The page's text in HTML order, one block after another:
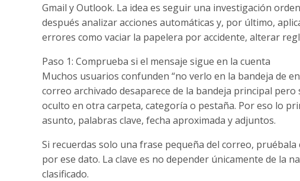
Gmail y Outlook. La idea es seguir una investigación
después analizar acciones automáticas y, por último,
errores como vaciar la papelera por accidente, alterar
Paso 1: Comprueba si el mensaje sigue en la cuenta
Muchos usuarios confunden “no verlo en la bandeja de
correo archivado desaparece de la bandeja principal
oculto en otra carpeta, categoría o pestaña. Por eso lo
asunto, palabras clave, fecha aproximada y adjuntos.
Si recuerdas solo una frase pequeña del correo,
por ese dato. La clave es no depender únicamente de la
clasificado.